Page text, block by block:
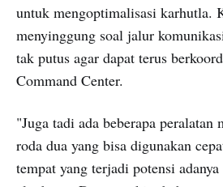
untuk mengoptimalisasi karhutla.
menyinggung soal jalur
tak putus agar dapat terus
Command Center.
"Juga tadi ada beberapa peralatan
roda dua yang bisa digunakan
tempat yang terjadi potensi